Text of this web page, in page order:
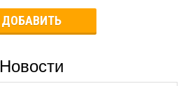
ДОБАВИТЬ
Новости